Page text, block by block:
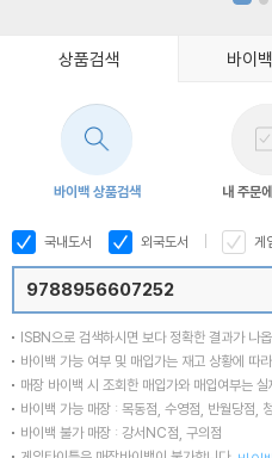
상품검색 바이
바이백 상품검색 내 주문
국내도서 외국도서 게
ISBN으로 검색하시면 보다 정확한 결과가 나
바이백 가능 여부 및 매입가는 재고 상황에 따
매장 바이백 시 조회한 매입가와 매입여부는
바이백 가능 매장 : 목동점, 수영점, 반월당점,
바이백 불가 매장 : 강서NC점, 구의점